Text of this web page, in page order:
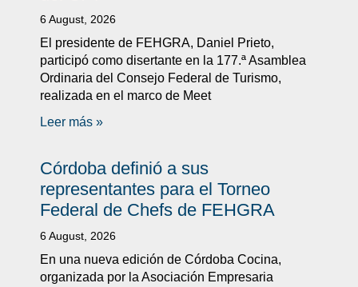
6 August, 2026
El presidente de FEHGRA, Daniel Prieto,
participó como disertante en la 177.ª Asamblea
Ordinaria del Consejo Federal de Turismo,
realizada en el marco de Meet
Leer más »
Córdoba definió a sus
representantes para el Torneo
Federal de Chefs de FEHGRA
6 August, 2026
En una nueva edición de Córdoba Cocina,
organizada por la Asociación Empresaria